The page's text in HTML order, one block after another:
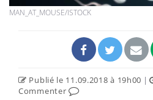
MAN_AT_MOUSE/ISTOCK
Publié le 11.09.2018 à 19h00 |
Commenter